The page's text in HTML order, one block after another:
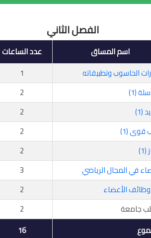
الفصل الثاني
اسم المساق عدد الساعات
الحاسوب وتطبيقاته
1
(1)
2
(1)
2
قوى (1)
2
2
في المجال الرياضي
3
الأعضاء 2
جامعة
2
16